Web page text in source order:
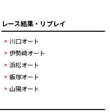
レース結果・リプレイ
川口オート
伊勢崎オート
浜松オート
飯塚オート
山陽オート